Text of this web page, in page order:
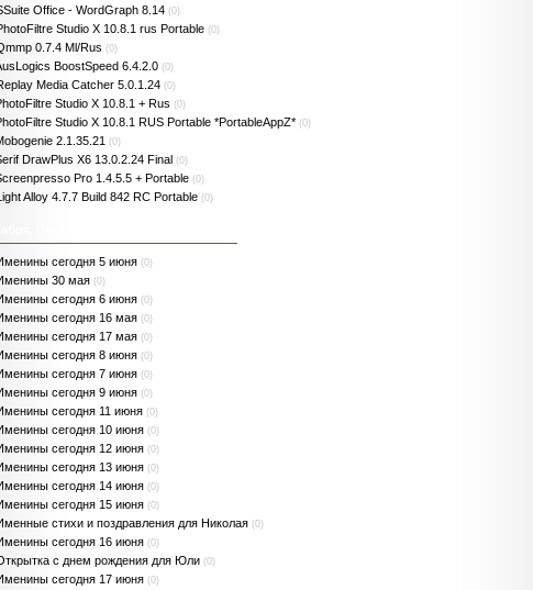
Office - WordGraph 8.14 (0)
Studio X 10.8.1 rus Portable (0)
0.7.4 Ml/Rus (0)
BoostSpeed 6.4.2.0 (0)
Media Catcher 5.0.1.24 (0)
Studio X 10.8.1 + Rus (0)
Studio X 10.8.1 RUS Portable *PortableAppZ* (0)
2.1.35.21 (0)
DrawPlus X6 13.0.2.24 Final (0)
Pro 1.4.5.5 + Portable (0)
Light Alloy 4.7.7 Build 842 RC Portable (0)
сегодня 5 июня (0)
30 мая (0)
сегодня 6 июня (0)
сегодня 16 мая (0)
сегодня 17 мая (0)
сегодня 8 июня (0)
сегодня 7 июня (0)
сегодня 9 июня (0)
сегодня 11 июня (0)
сегодня 10 июня (0)
сегодня 12 июня (0)
сегодня 13 июня (0)
сегодня 14 июня (0)
сегодня 15 июня (0)
стихи и поздравления для Николая (0)
сегодня 16 июня (0)
с днем рождения для Юли (0)
сегодня 17 июня (0)